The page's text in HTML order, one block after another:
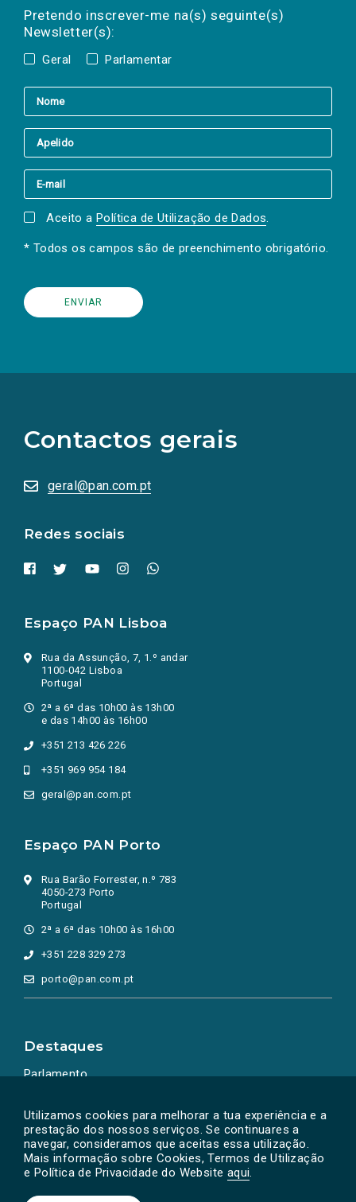
Utilizamos cookies para melhorar a tua experiência e a
prestação dos nossos serviços. Se continuares a
navegar, consideramos que aceitas essa utilização.
Mais informação sobre Cookies, Termos de Utilização
e Política de Privacidade do Website aqui.
Pretendo inscrever-me na(s) seguinte(s)
Newsletter(s):
Geral Parlamentar
a(s) newsletter(s).
mail
Aceito a Política de Utilização de Dados.
* Todos os campos são de preenchimento obrigatório.
Contactos gerais
geral@pan.com.pt
Redes sociais
redes
sociais
numa
nova
Espaço PAN Lisboa
Rua da Assunção, 7, 1.º andar
1100-042 Lisboa
Portugal
2ª a 6ª das 10h00 às 13h00
e das 14h00 às 16h00
+351 213 426 226
+351 969 954 184
geral@pan.com.pt
Espaço PAN Porto
Rua Barão Forrester, n.º 783
4050-273 Porto
Portugal
2ª a 6ª das 10h00 às 16h00
+351 228 329 273
porto@pan.com.pt
Destaques
Parlamento